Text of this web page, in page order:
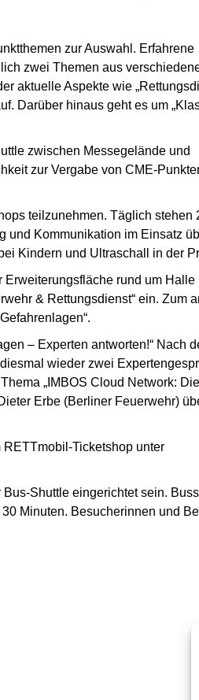
zur Auswahl. Erfahrene
zwei Themen aus
aktuelle Aspekte wie
Darüber hinaus geht es um
zwischen Messegelände und
zur Vergabe von CME-
teilzunehmen. Täglich stehen
und Kommunikation im Einsatz
Kindern und Ultraschall in der
rund um Halle
& Rettungsdienst“ ein. Zum
– Experten antworten!“ Nach
wieder zwei
„IMBOS Cloud Network:
Erbe (Berliner Feuerwehr)
Ticketshop unter
Shuttle eingerichtet sein.
Minuten. Besucherinnen und